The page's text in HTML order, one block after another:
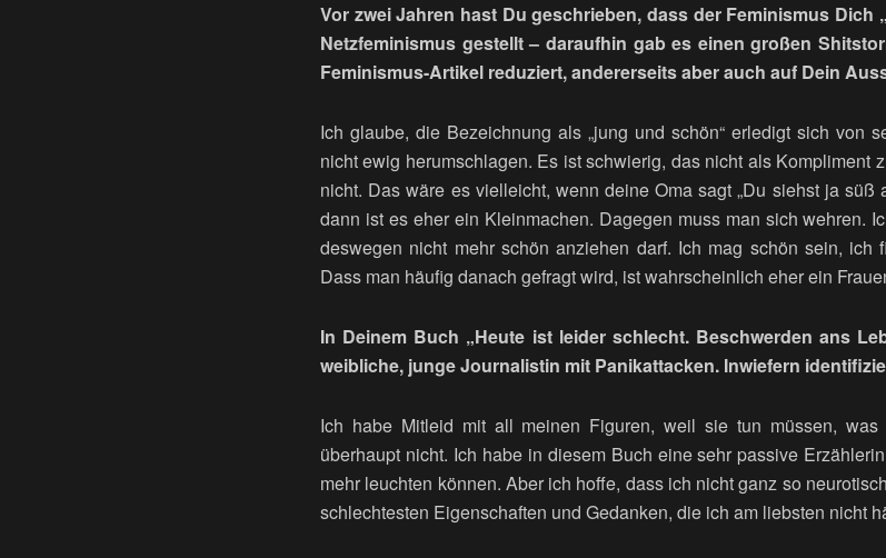
Vor zwei Jahren hast Du geschrieben, dass der Feminismus Dich
Netzfeminismus gestellt – daraufhin gab es einen großen
Feminismus-Artikel reduziert, andererseits aber auch auf Dein
Ich glaube, die Bezeichnung als „jung und schön“ erledigt sich von
nicht ewig herumschlagen. Es ist schwierig, das nicht als Kompliment
nicht. Das wäre es vielleicht, wenn deine Oma sagt „Du siehst ja süß
dann ist es eher ein Kleinmachen. Dagegen muss man sich wehren.
deswegen nicht mehr schön anziehen darf. Ich mag schön sein, ich
Dass man häufig danach gefragt wird, ist wahrscheinlich eher ein
In Deinem Buch „Heute ist leider schlecht. Beschwerden ans
weibliche, junge Journalistin mit Panikattacken. Inwiefern
Ich habe Mitleid mit all meinen Figuren, weil sie tun müssen,
überhaupt nicht. Ich habe in diesem Buch eine sehr passive
mehr leuchten können. Aber ich hoffe, dass ich nicht ganz so
schlechtesten Eigenschaften und Gedanken, die ich am liebsten nicht